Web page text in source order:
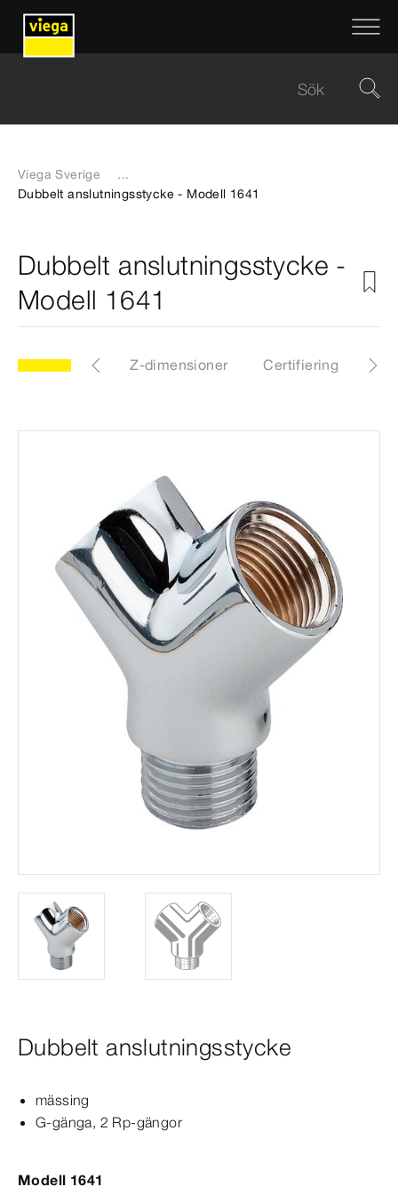
Viega Sverige
...
Dubbelt anslutningsstycke - Modell 1641
Dubbelt anslutningsstycke -
Modell 1641
CAD-filer Z-dimensioner Certifiering
Dubbelt anslutningsstycke
mässing
G-​gänga, 2 Rp-​gängor
Modell 1641